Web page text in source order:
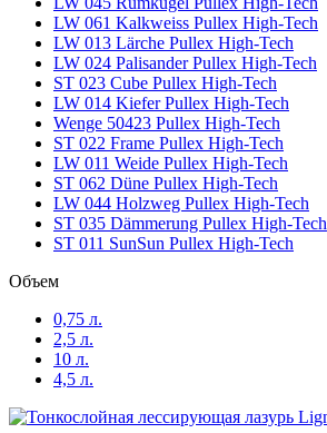
LW 061 Kalkweiss Pullex High-Tech
LW 013 Lärche Pullex High-Tech
LW 024 Palisander Pullex High-Tech
ST 023 Cube Pullex High-Tech
LW 014 Kiefer Pullex High-Tech
Wenge 50423 Pullex High-Tech
ST 022 Frame Pullex High-Tech
LW 011 Weide Pullex High-Tech
ST 062 Düne Pullex High-Tech
LW 044 Holzweg Pullex High-Tech
ST 035 Dämmerung Pullex High-Tech
ST 011 SunSun Pullex High-Tech
Объем
0,75 л.
2,5 л.
10 л.
4,5 л.